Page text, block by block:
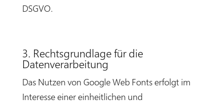
DSGVO.
3. Rechtsgrundlage für die
Datenverarbeitung
Das Nutzen von Google Web Fonts erfolgt im
Interesse einer einheitlichen und